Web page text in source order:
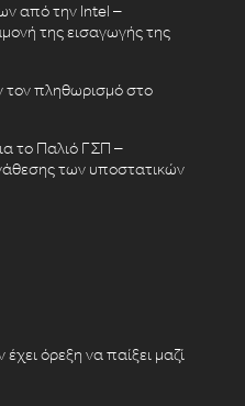
από την Intel –
της εισαγωγής της
τον πληθωρισμό στο
το Παλιό ΓΣΠ –
των υποστατικών
όρεξη να παίξει μαζί